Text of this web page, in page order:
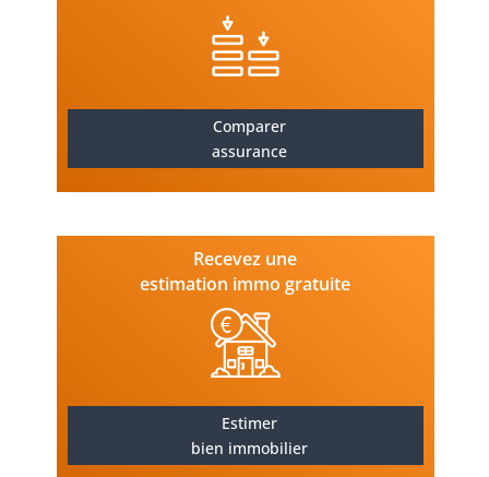
Comparer
assurance
Recevez une
estimation immo gratuite
Estimer
bien immobilier